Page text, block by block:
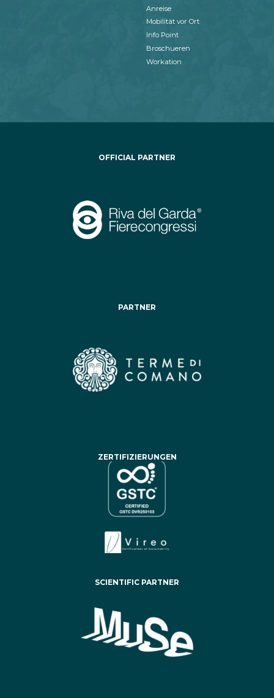
Anreise
Mobilität vor Ort
Info Point
Broschueren
Workation
OFFICIAL PARTNER
PARTNER
ZERTIFIZIERUNGEN
SCIENTIFIC PARTNER